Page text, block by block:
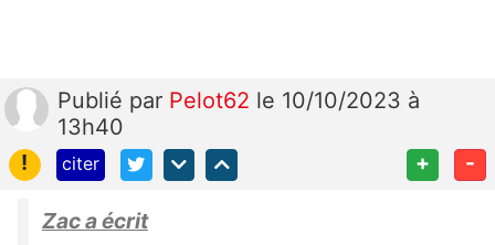
Publié par Pelot62 le 10/10/2023 à
13h40
!
citer + -
Zac a écrit